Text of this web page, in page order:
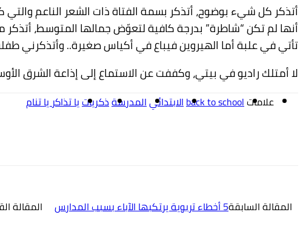
أتذكر كل شيء بوضوح، أتذكر بسمة الفتاة ذات الشعر الناعم
أنها لم تكن “شاطرة” بدرجة كافية لتعوّض جمالها المتوسط،
تأتي في علبة أما الهيروين فيباع في أكياس صغيرة.. وأتذكرني
لا أمتلك راديو في بيتي، وكففت عن الاستماع إلى إذاعة الشرق
علاماتback to schoolالابتدائيالمدرسةذكرياتيا تذاكر يا تنام
المقالة السابقة5 أخطاء تربوية يرتكبها الآباء بسبب المدارس المقالة